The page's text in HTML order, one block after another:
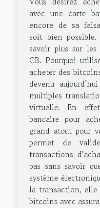
avec une carte
encore de sa
soit bien
savoir plus sur les
CB. Pourquoi
acheter des
devenu
multiples
virtuelle. En
bancaire pour
grand atout pour
permet de
transactions
pas sans savoir
système
la transaction, elle
bitcoins avec